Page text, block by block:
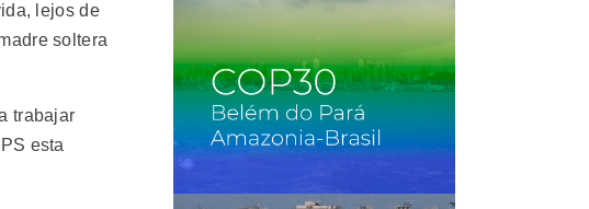
lejos de
soltera
trabajar
esta